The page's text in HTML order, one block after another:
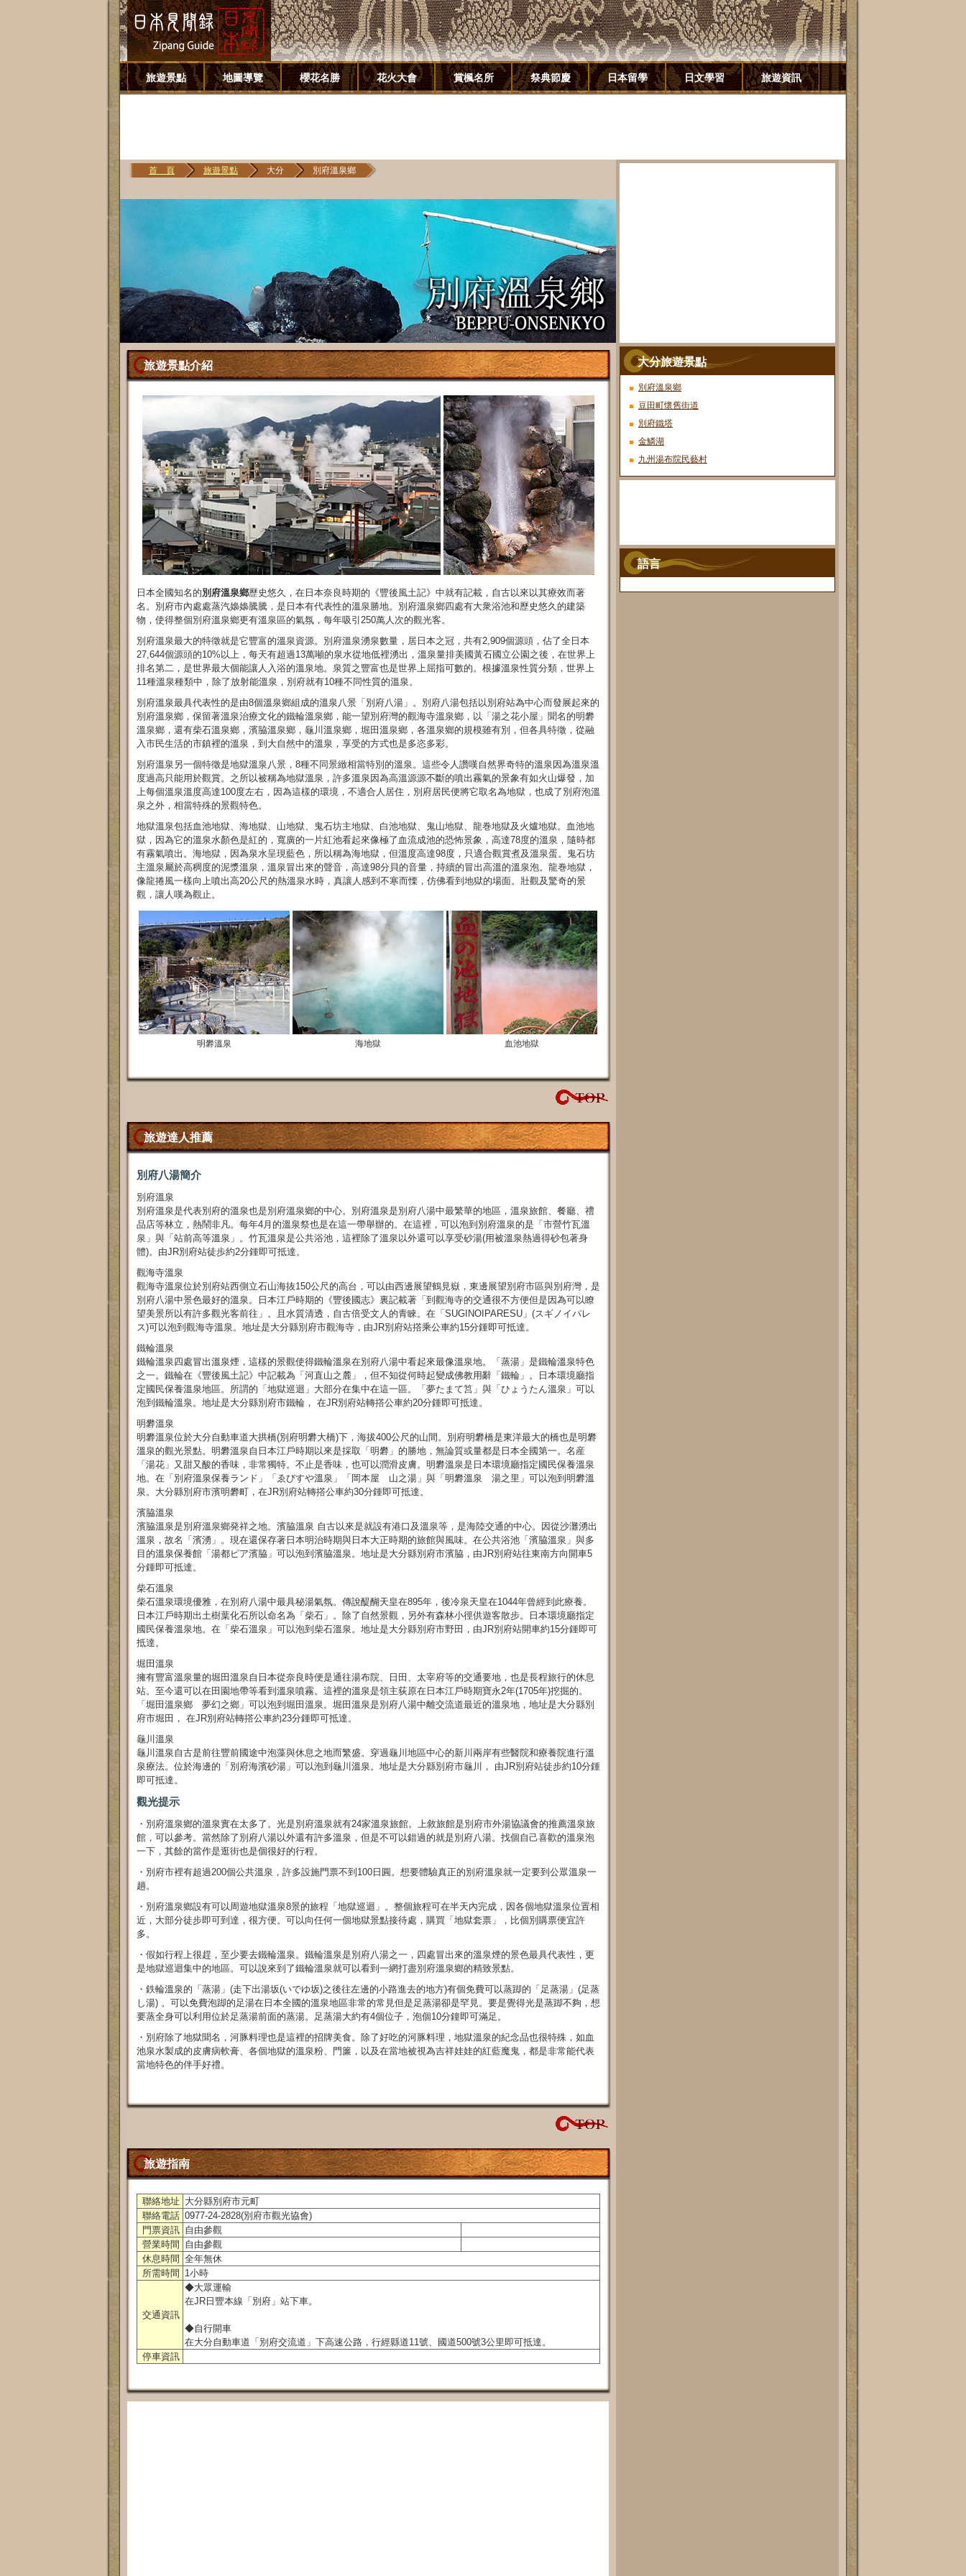
旅遊景點 地圖導覽 櫻花名勝 花火大會 賞楓名所 祭典節慶 日本留學 日文學習 旅遊資訊
首 頁 旅遊景點 大分 別府溫泉鄉
旅遊景點介紹
日本全國知名的別府溫泉鄉歷史悠久，在日本奈良時期的《豐後風土記》中就有記載，自古以來以其療效而著
名。別府市內處處蒸汽嬝嬝騰騰，是日本有代表性的溫泉勝地。別府溫泉鄉四處有大衆浴池和歷史悠久的建築
物，使得整個別府溫泉鄉更有溫泉區的氣氛，每年吸引250萬人次的觀光客。
別府溫泉最大的特徵就是它豐富的溫泉資源。別府溫泉湧泉數量，居日本之冠，共有2,909個源頭，佔了全日本
27,644個源頭的10%以上，每天有超過13萬噸的泉水從地低裡湧出，溫泉量排美國黃石國立公園之後，在世界上
排名第二，是世界最大個能讓人入浴的溫泉地。泉質之豐富也是世界上屈指可數的。根據溫泉性質分類，世界上
11種溫泉種類中，除了放射能溫泉，別府就有10種不同性質的溫泉。
別府溫泉最具代表性的是由8個溫泉鄉組成的溫泉八景「別府八湯」。別府八湯包括以別府站為中心而發展起來的
別府溫泉鄉，保留著溫泉治療文化的鐵輪溫泉鄉，能一望別府灣的觀海寺溫泉鄉，以「湯之花小屋」聞名的明礬
溫泉鄉，還有柴石溫泉鄉，濱脇溫泉鄉，龜川溫泉鄉，堀田溫泉鄉，各溫泉鄉的規模雖有別，但各具特徵，從融
入市民生活的市鎮裡的溫泉，到大自然中的溫泉，享受的方式也是多恣多彩。
別府溫泉另一個特徵是地獄溫泉八景，8種不同景緻相當特別的溫泉。這些令人讚嘆自然界奇特的溫泉因為溫泉溫
度過高只能用於觀賞。之所以被稱為地獄溫泉，許多溫泉因為高溫源源不斷的噴出霧氣的景象有如火山爆發，加
上每個溫泉溫度高達100度左右，因為這樣的環境，不適合人居住，別府居民便將它取名為地獄，也成了別府泡溫
泉之外，相當特殊的景觀特色。
地獄溫泉包括血池地獄、海地獄、山地獄、鬼石坊主地獄、白池地獄、鬼山地獄、龍巻地獄及火爐地獄。血池地
獄，因為它的溫泉水顏色是紅的，寬廣的一片紅池看起來像極了血流成池的恐怖景象，高達78度的溫泉，隨時都
有霧氣噴出。海地獄，因為泉水呈現藍色，所以稱為海地獄，但溫度高達98度，只適合觀賞煮及溫泉蛋。鬼石坊
主溫泉屬於高稠度的泥漿溫泉，溫泉冒出來的聲音，高達98分貝的音量，持續的冒出高溫的溫泉泡。龍巻地獄，
像龍捲風一樣向上噴出高20公尺的熱溫泉水時，真讓人感到不寒而慄，仿佛看到地獄的場面。壯觀及驚奇的景
觀，讓人嘆為觀止。
明礬溫泉 海地獄 血池地獄
旅遊達人推薦
別府八湯簡介
別府溫泉
別府溫泉是代表別府的溫泉也是別府溫泉鄉的中心。別府溫泉是別府八湯中最繁華的地區，溫泉旅館、餐廳、禮
品店等林立，熱鬧非凡。每年4月的溫泉祭也是在這一帶舉辦的。在這裡，可以泡到別府溫泉的是「市營竹瓦溫
泉」與「站前高等溫泉」。竹瓦溫泉是公共浴池，這裡除了溫泉以外還可以享受砂湯(用被溫泉熱過得砂包著身
體)。由JR別府站徒歩約2分鍾即可抵達。
觀海寺溫泉
觀海寺溫泉位於別府站西側立石山海抜150公尺的高台，可以由西邊展望鶴見嶽，東邊展望別府市區與別府灣，是
別府八湯中景色最好的溫泉。日本江戶時期的《豐後國志》裏記載著「到觀海寺的交通很不方便但是因為可以瞭
望美景所以有許多觀光客前往」。且水質清透，自古倍受文人的青睞。在「SUGINOIPARESU」(スギノイパレ
ス)可以泡到觀海寺溫泉。地址是大分縣別府市觀海寺，由JR別府站撘乘公車約15分鍾即可抵達。
鐵輪溫泉
鐵輪溫泉四處冒出溫泉煙，這樣的景觀使得鐵輪溫泉在別府八湯中看起來最像溫泉地。「蒸湯」是鐵輪溫泉特色
之一。鐵輪在《豐後風土記》中記載為「河直山之麓」，但不知從何時起變成佛教用辭「鐵輪」。日本環境廳指
定國民保養溫泉地區。所謂的「地獄巡迴」大部分在集中在這一區。「夢たまて筥」與「ひょうたん溫泉」可以
泡到鐵輪溫泉。地址是大分縣別府市鐵輪， 在JR別府站轉撘公車約20分鍾即可抵達。
明礬溫泉
明礬溫泉位於大分自動車道大拱橋(別府明礬大橋)下，海拔400公尺的山間。別府明礬橋是東洋最大的橋也是明礬
溫泉的觀光景點。明礬溫泉自日本江戶時期以來是採取「明礬」的勝地，無論質或量都是日本全國第一。名産
「湯花」又甜又酸的香味，非常獨特。不止是香味，也可以潤滑皮膚。明礬溫泉是日本環境廳指定國民保養溫泉
地。在「別府溫泉保養ランド」「ゑびすや溫泉」「岡本屋 山之湯」與「明礬溫泉 湯之里」可以泡到明礬溫
泉。大分縣別府市濱明礬町，在JR別府站轉撘公車約30分鍾即可抵達。
濱脇溫泉
濱脇溫泉是別府溫泉鄉発祥之地。濱脇溫泉 自古以來是就設有港口及溫泉等，是海陸交通的中心。因從沙灘湧出
溫泉，故名「濱湧」。現在還保存著日本明治時期與日本大正時期的旅館與風味。在公共浴池「濱脇溫泉」與多
目的溫泉保養館「湯都ピア濱脇」可以泡到濱脇溫泉。地址是大分縣別府市濱脇，由JR別府站往東南方向開車5
分鍾即可抵達。
柴石溫泉
柴石溫泉環境優雅，在別府八湯中最具秘湯氣氛。傳說醍醐天皇在895年，後冷泉天皇在1044年曾經到此療養。
日本江戶時期出土樹葉化石所以命名為「柴石」。除了自然景觀，另外有森林小徑供遊客散步。日本環境廳指定
國民保養溫泉地。在「柴石溫泉」可以泡到柴石溫泉。地址是大分縣別府市野田，由JR別府站開車約15分鍾即可
抵達。
堀田溫泉
擁有豐富溫泉量的堀田溫泉自日本從奈良時便是通往湯布院、日田、太宰府等的交通要地，也是長程旅行的休息
站。至今還可以在田園地帶等看到溫泉噴霧。這裡的溫泉是領主荻原在日本江戶時期寶永2年(1705年)挖掘的。
「堀田溫泉鄉 夢幻之鄉」可以泡到堀田溫泉。堀田溫泉是別府八湯中離交流道最近的溫泉地，地址是大分縣別
府市堀田， 在JR別府站轉撘公車約23分鍾即可抵達。
龜川溫泉
龜川溫泉自古是前往豐前國途中泡藻與休息之地而繁盛。穿過龜川地區中心的新川兩岸有些醫院和療養院進行溫
泉療法。位於海邊的「別府海濱砂湯」可以泡到龜川溫泉。地址是大分縣別府市龜川， 由JR別府站徒步約10分鍾
即可抵達。
觀光提示
・別府溫泉鄉的溫泉實在太多了。光是別府溫泉就有24家溫泉旅館。上敘旅館是別府市外湯協議會的推薦溫泉旅
館，可以參考。當然除了別府八湯以外還有許多溫泉，但是不可以錯過的就是別府八湯。找個自己喜歡的溫泉泡
一下，其餘的當作是逛街也是個很好的行程。
・別府市裡有超過200個公共溫泉，許多設施門票不到100日圓。想要體驗真正的別府溫泉就一定要到公眾溫泉一
趟。
・別府溫泉鄉設有可以周遊地獄溫泉8景的旅程「地獄巡迴」。整個旅程可在半天內完成，因各個地獄溫泉位置相
近，大部分徒步即可到達，很方便。可以向任何一個地獄景點接待處，購買「地獄套票」，比個別購票便宜許
多。
・假如行程上很趕，至少要去鐵輪溫泉。鐵輪溫泉是別府八湯之一，四處冒出來的溫泉煙的景色最具代表性，更
是地獄巡迴集中的地區。可以說來到了鐵輪溫泉就可以看到一網打盡別府溫泉鄉的精致景點。
・鉄輪溫泉的「蒸湯」(走下出湯坂(いでゆ坂)之後往左邊的小路進去的地方)有個免費可以蒸踋的「足蒸湯」(足蒸
し湯) 。可以免費泡踋的足湯在日本全國的溫泉地區非常的常見但是足蒸湯卻是罕見。要是覺得光是蒸踋不夠，想
要蒸全身可以利用位於足蒸湯前面的蒸湯。足蒸湯大約有4個位子，泡個10分鐘即可滿足。
・別府除了地獄聞名，河豚料理也是這裡的招牌美食。除了好吃的河豚料理，地獄溫泉的紀念品也很特殊，如血
池泉水製成的皮膚病軟膏、各個地獄的溫泉粉、門簾，以及在當地被視為吉祥娃娃的紅藍魔鬼，都是非常能代表
當地特色的伴手好禮。
旅遊指南
聯絡地址 大分縣別府市元町
聯絡電話 0977-24-2828(別府市觀光協會)
門票資訊 自由參觀
營業時間
自由參觀
休息時間 全年無休
所需時間
1小時
交通資訊
◆大眾運輸
在JR日豐本線「別府」站下車。
◆自行開車
在大分自動車道「別府交流道」下高速公路，行經縣道11號、國道500號3公里即可抵達。
停車資訊
大分旅遊景點
別府溫泉鄉
豆田町懷舊街道
別府鐵塔
金鱗湖
九州湯布院民藝村
語言